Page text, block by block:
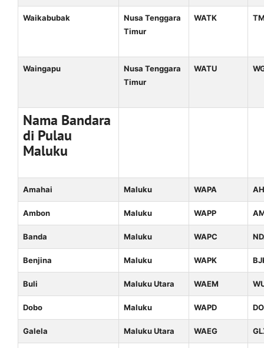
Waikabubak
Nusa Tenggara
Timur
WATK
Waingapu
Nusa Tenggara
Timur
WATU
Nama Bandara
di Pulau
Maluku
Amahai Maluku WAPA
Ambon Maluku WAPP
Banda Maluku WAPC
Benjina Maluku WAPK
Buli Maluku Utara WAEM
Dobo Maluku WAPD
Galela Maluku Utara WAEG